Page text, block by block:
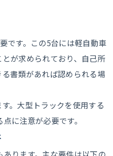
です。この5台には軽自動車
とが求められており、自己所
書類があれば認められる場
。大型トラックを使用する
に注意が必要です。